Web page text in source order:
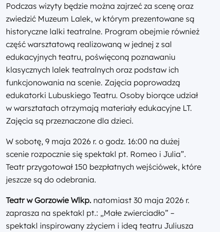
Podczas wizyty będzie można zajrzeć za scenę oraz
zwiedzić Muzeum Lalek, w którym prezentowane są
historyczne lalki teatralne. Program obejmie również
część warsztatową realizowaną w jednej z sal
edukacyjnych teatru, poświęconą poznawaniu
klasycznych lalek teatralnych oraz podstaw ich
funkcjonowania na scenie. Zajęcia poprowadzą
edukatorki Lubuskiego Teatru. Osoby biorące udział
w warsztatach otrzymają materiały edukacyjne LT.
Zajęcia są przeznaczone dla dzieci.
W sobotę, 9 maja 2026 r. o godz. 16:00 na dużej
scenie rozpocznie się spektakl pt. Romeo i Julia”.
Teatr przygotował 150 bezpłatnych wejściówek, które
jeszcze są do odebrania.
Teatr w Gorzowie Wlkp. natomiast 30 maja 2026 r.
zaprasza na spektakl pt.: „Małe zwierciadło” –
spektakl inspirowany zżyciem i ideą teatru Juliusza